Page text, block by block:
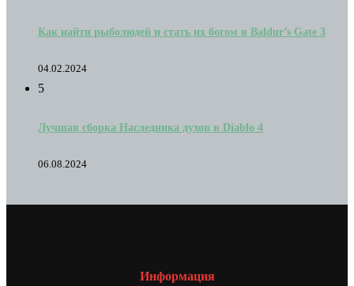
Как найти рыболюдей и стать их богом в Baldur’s Gate 3
04.02.2024
5
Лучшая сборка Наследника духов в Diablo 4
06.08.2024
Информация